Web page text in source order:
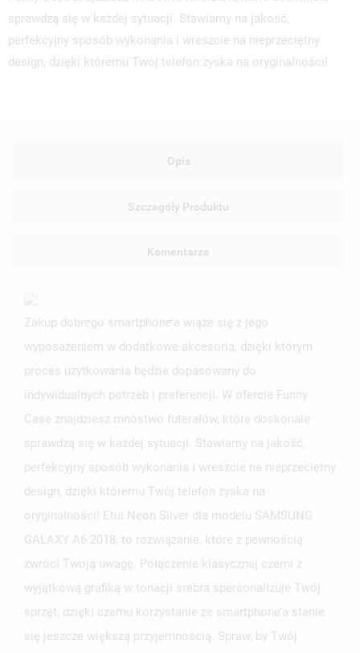
sprawdzą się w każdej sytuacji. Stawiamy na jakość,
perfekcyjny sposób wykonania i wreszcie na nieprzeciętny
design, dzięki któremu Twój telefon zyska na oryginalności!
Opis
Szczegóły Produktu
Komentarze
Zakup dobrego smartphone’a wiąże się z jego
wyposażeniem w dodatkowe akcesoria, dzięki którym
proces użytkowania będzie dopasowany do
indywidualnych potrzeb i preferencji. W ofercie Funny
Case znajdziesz mnóstwo futerałów, które doskonale
sprawdzą się w każdej sytuacji. Stawiamy na jakość,
perfekcyjny sposób wykonania i wreszcie na nieprzeciętny
design, dzięki któremu Twój telefon zyska na
oryginalności! Etui Neon Silver dla modelu SAMSUNG
GALAXY A6 2018, to rozwiązanie, które z pewnością
zwróci Twoją uwagę. Połączenie klasycznej czerni z
wyjątkową grafiką w tonacji srebra spersonalizuje Twój
sprzęt, dzięki czemu korzystanie ze smartphone’a stanie
się jeszcze większą przyjemnością. Spraw, by Twój